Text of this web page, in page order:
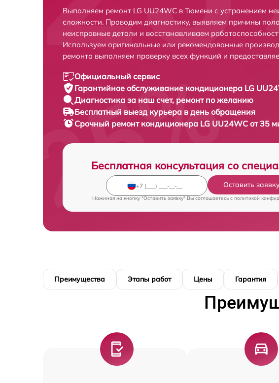
Выполняем ремонт LG UU24WC в Тюмени с устранением
сложности. Проводим диагностику, выявляем причины
неисправные детали и восстанавливаем
Используем оригинальные или рекомендованные
ремонта выполняем проверку всех функций и
Официальный сервис
Гарантийное обслуживание кондиционера LG
Диагностика за наш счет, ремонт по желанию
Бесплатный выезд курьера в день обращения
Срочный ремонт кондиционера LG UU24WC от 35
Бесплатная консультация со
Оставить
Нажимая на кнопку "Оставить заявку" Вы соглашаетесь c политикой
Преимущества Этапы работ Цены Гарантия